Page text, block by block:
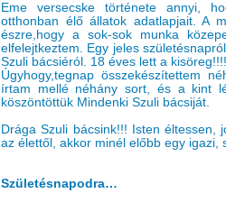
Eme versecske története annyi,
otthonban élő állatok adatlapjait. A
észre,hogy a sok-sok munka
elfelejtkeztem. Egy jeles
Szuli bácsiéról. 18 éves lett a
Úgyhogy,tegnap összekészítettem
írtam mellé néhány sort, és a kint
köszöntöttük Mindenki Szuli bácsiját.
Drága Szuli bácsink!!! Isten
az élettől, akkor minél előbb egy igazi,
Születésnapodra…